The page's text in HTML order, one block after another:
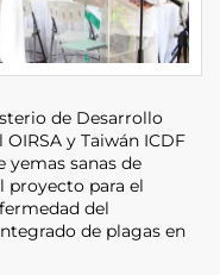
de Desarrollo
y Taiwán ICDF
yemas sanas de
proyecto para el
del
de plagas en